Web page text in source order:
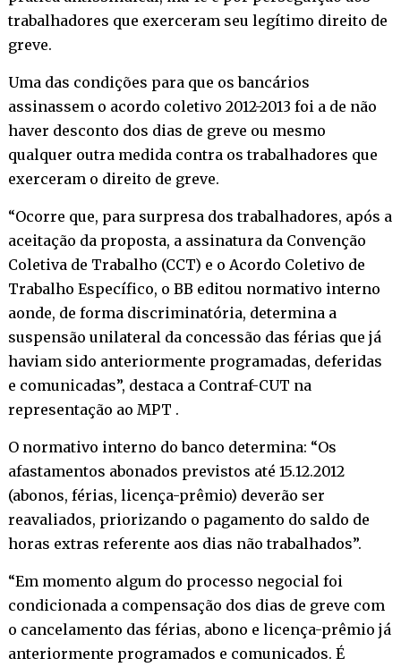
trabalhadores que exerceram seu legítimo direito de
greve.
Uma das condições para que os bancários
assinassem o acordo coletivo 2012-2013 foi a de não
haver desconto dos dias de greve ou mesmo
qualquer outra medida contra os trabalhadores que
exerceram o direito de greve.
“Ocorre que, para surpresa dos trabalhadores, após a
aceitação da proposta, a assinatura da Convenção
Coletiva de Trabalho (CCT) e o Acordo Coletivo de
Trabalho Específico, o BB editou normativo interno
aonde, de forma discriminatória, determina a
suspensão unilateral da concessão das férias que já
haviam sido anteriormente programadas, deferidas
e comunicadas”, destaca a Contraf-CUT na
representação ao MPT .
O normativo interno do banco determina: “Os
afastamentos abonados previstos até 15.12.2012
(abonos, férias, licença-prêmio) deverão ser
reavaliados, priorizando o pagamento do saldo de
horas extras referente aos dias não trabalhados”.
“Em momento algum do processo negocial foi
condicionada a compensação dos dias de greve com
o cancelamento das férias, abono e licença-prêmio já
anteriormente programados e comunicados. É